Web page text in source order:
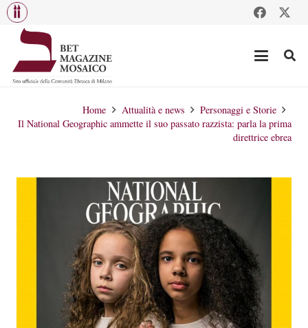
Home Attualità e news
Personaggi e Storie
Il National Geographic ammette il suo passato razzista: parla la prima
direttrice ebrea